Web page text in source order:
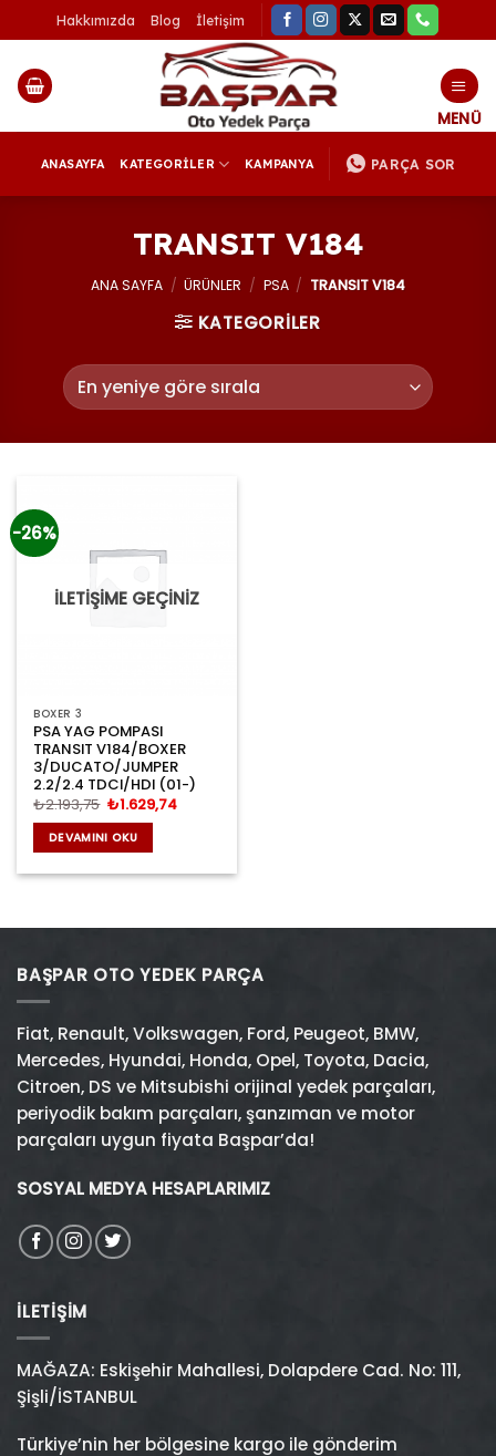
atla
Hakkımızda Blog İletişim
ANASAYFA KATEGORİLER KAMPANYA PARÇA SOR
TRANSIT V184
ANA SAYFA / ÜRÜNLER / PSA / TRANSIT V184
KATEGORİLER
-26%
İLETİŞİME GEÇİNİZ
BOXER 3
PSA YAG POMPASI
TRANSIT V184/BOXER
3/DUCATO/JUMPER
2.2/2.4 TDCI/HDI (01-)
₺2.193,75 Orijinal
fiyat:
₺2.193,75.
₺1.629,74Şu
DEVAMINI OKU
BAŞPAR OTO YEDEK PARÇA
Fiat, Renault,Volkswagen, Ford, Peugeot, BMW,
Mercedes, Hyundai, Honda, Opel, Toyota, Dacia,
Citroen, DS ve Mitsubishi orijinal yedek parçaları,
periyodik bakım parçaları, şanzıman ve motor
parçaları uygun fiyata Başpar’da!
SOSYAL MEDYA HESAPLARIMIZ
İLETIŞIM
MAĞAZA: Eskişehir Mahallesi, Dolapdere Cad. No: 111,
Şişli/İSTANBUL
Türkiye’nin her bölgesine kargo ile gönderim